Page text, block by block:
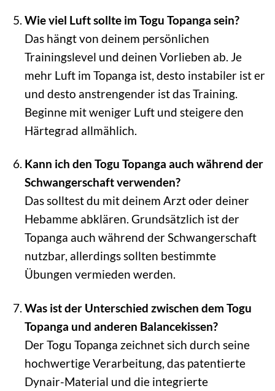
Wie viel Luft sollte im Togu Topanga sein?
Das hängt von deinem persönlichen
Trainingslevel und deinen Vorlieben ab. Je
mehr Luft im Topanga ist, desto instabiler ist er
und desto anstrengender ist das Training.
Beginne mit weniger Luft und steigere den
Härtegrad allmählich.
Kann ich den Togu Topanga auch während der
Schwangerschaft verwenden?
Das solltest du mit deinem Arzt oder deiner
Hebamme abklären. Grundsätzlich ist der
Topanga auch während der Schwangerschaft
nutzbar, allerdings sollten bestimmte
Übungen vermieden werden.
Was ist der Unterschied zwischen dem Togu
Topanga und anderen Balancekissen?
Der Togu Topanga zeichnet sich durch seine
hochwertige Verarbeitung, das patentierte
Dynair-Material und die integrierte